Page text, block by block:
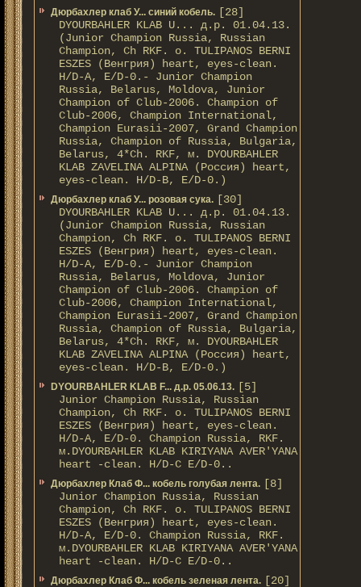
Дюрбахлер клаб У... синий кобель. [28]
DYOURBAHLER KLAB U... д.р. 01.04.13.
(Junior Champion Russia, Russian
Champion, Ch RKF. о. TULIPANOS BERNI
ESZES (Венгрия) heart, eyes-clean.
H/D-A, E/D-0.- Junior Champion
Russia, Belarus, Moldova, Junior
Champion of Club-2006. Champion of
Club-2006, Champion International,
Champion Eurasii-2007, Grand Champion
Russia, Champion of Russia, Bulgaria,
Belarus, 4*Ch. RKF, м. DYOURBAHLER
KLAB ZAVELINA ALPINA (Россия) heart,
eyes-clean. H/D-В, E/D-0.)
Дюрбахлер клаб У... розовая сука. [30]
DYOURBAHLER KLAB U... д.р. 01.04.13.
(Junior Champion Russia, Russian
Champion, Ch RKF. о. TULIPANOS BERNI
ESZES (Венгрия) heart, eyes-clean.
H/D-A, E/D-0.- Junior Champion
Russia, Belarus, Moldova, Junior
Champion of Club-2006. Champion of
Club-2006, Champion International,
Champion Eurasii-2007, Grand Champion
Russia, Champion of Russia, Bulgaria,
Belarus, 4*Ch. RKF, м. DYOURBAHLER
KLAB ZAVELINA ALPINA (Россия) heart,
eyes-clean. H/D-В, E/D-0.)
DYOURBAHLER KLAB F... д.р. 05.06.13. [5]
Junior Champion Russia, Russian
Champion, Ch RKF. о. TULIPANOS BERNI
ESZES (Венгрия) heart, eyes-clean.
H/D-A, E/D-0. Champion Russia, RKF.
м.DYOURBAHLER KLAB KIRIYANA AVER'YANA
heart -clean. H/D-С E/D-0..
Дюрбахлер Клаб Ф... кобель голубая лента. [8]
Junior Champion Russia, Russian
Champion, Ch RKF. о. TULIPANOS BERNI
ESZES (Венгрия) heart, eyes-clean.
H/D-A, E/D-0. Champion Russia, RKF.
м.DYOURBAHLER KLAB KIRIYANA AVER'YANA
heart -clean. H/D-С E/D-0..
Дюрбахлер Клаб Ф... кобель зеленая лента. [20]